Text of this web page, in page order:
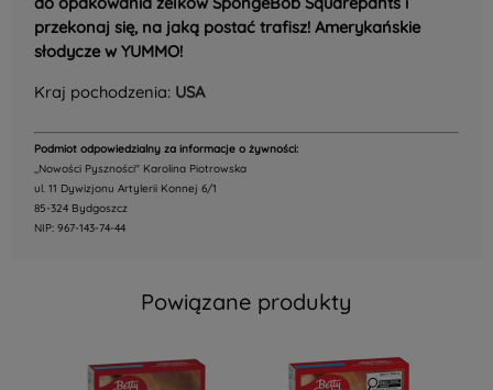
przekonaj się, na jaką postać trafisz! Amerykańskie
słodycze w YUMMO!
Kraj pochodzenia: USA
Podmiot odpowiedzialny za informacje o żywności:
,,Nowości Pyszności" Karolina Piotrowska
ul. 11 Dywizjonu Artylerii Konnej 6/1
85-324 Bydgoszcz
NIP: 967-143-74-44
Powiązane produkty